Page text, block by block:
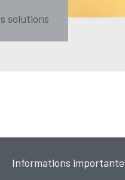
solutions
Informations